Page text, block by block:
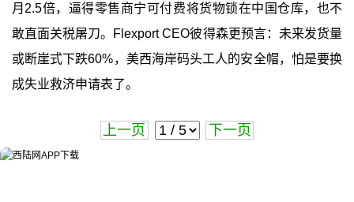
月2.5倍，逼得零售商宁可付费将货物锁在中国仓库，也不
敢直面关税屠刀。Flexport CEO彼得森更预言：未来发货量
或断崖式下跌60%，美西海岸码头工人的安全帽，怕是要换
成失业救济申请表了。
上一页 下一页